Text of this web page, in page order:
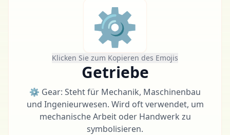
⚙
Klicken Sie zum Kopieren des Emojis
Getriebe
⚙ Gear: Steht für Mechanik, Maschinenbau
und Ingenieurwesen. Wird oft verwendet, um
mechanische Arbeit oder Handwerk zu
symbolisieren.